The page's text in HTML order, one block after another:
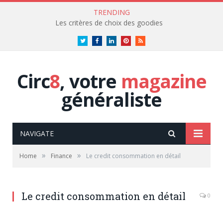
TRENDING
Les critères de choix des goodies
TwitterFacebookLinkedInPinterestRSS
Circ8, votre magazine
généraliste
NAVIGATE
Home » Finance » Le credit consommation en détail
Le credit consommation en détail 0